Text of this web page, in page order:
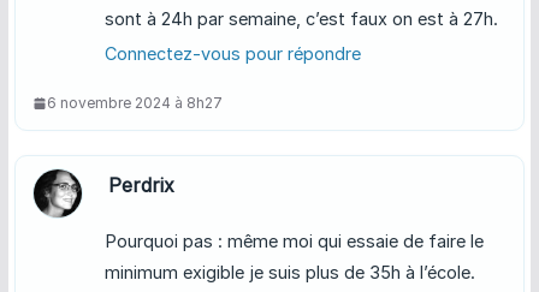
sont à 24h par semaine, c’est faux on est à 27h.
Connectez-vous pour répondre
6 novembre 2024 à 8h27
Perdrix
Pourquoi pas : même moi qui essaie de faire le
minimum exigible je suis plus de 35h à l’école.